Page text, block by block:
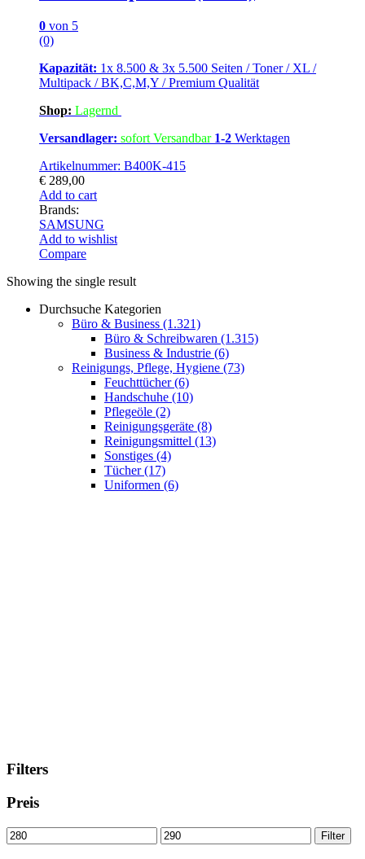
0 von 5
(0)
Kapazität: 1x 8.500 & 3x 5.500 Seiten / Toner / XL /
Multipack / BK,C,M,Y / Premium Qualität
Shop: Lagernd
Versandlager: sofort Versandbar 1-2 Werktagen
Artikelnummer: B400K-415
€ 289,00
Add to cart
Brands:
SAMSUNG
Add to wishlist
Compare
Showing the single result
Durchsuche Kategorien
Büro & Business (1.321)
Büro & Schreibwaren (1.315)
Business & Industrie (6)
Reinigungs, Pflege, Hygiene (73)
Feuchttücher(6)
Handschuhe (10)
Pflegeöle (2)
Reinigungsgeräte (8)
Reinigungsmittel (13)
Sonstiges (4)
Tücher(17)
Uniformen (6)
Filters
Preis
Min
price
Max
price
Filter